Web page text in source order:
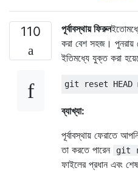
110 পূর্বাবস্থায় ফিরুন
করা বেশ সহজ। পুনরায়
ইতিমধ্যে যুক্ত করা
ব্যাখ্যা:
পূর্বাবস্থায় ফেরাতে
তা করতে পারেন
git
ফাইলের প্রধান এবং